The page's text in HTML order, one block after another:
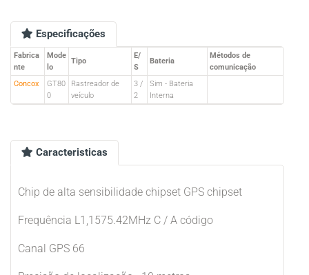
Especificações
Fabrica
nte
Mode
lo
Tipo
E/
S
Bateria
Métodos de
comunicação
Concox
GT80
0
Rastreador de
veículo
3 /
2
Sim - Bateria
Interna
Caracteristicas
Chip de alta sensibilidade chipset GPS chipset
Frequência L1,1575.42MHz C / A código
Canal GPS 66